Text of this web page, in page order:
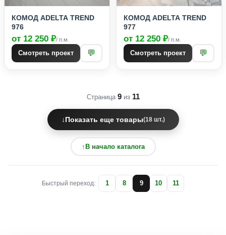
КОМОД ADELTA TREND
976
от 12 250 ₽/ п.м.
Смотреть проект 💬
КОМОД ADELTA TREND
977
от 12 250 ₽/ п.м.
Смотреть проект 💬
Страница 9из 11
↓Показать еще товары(18 шт.)
↑ В начало каталога
Быстрый переход: 1 8 9 10 11